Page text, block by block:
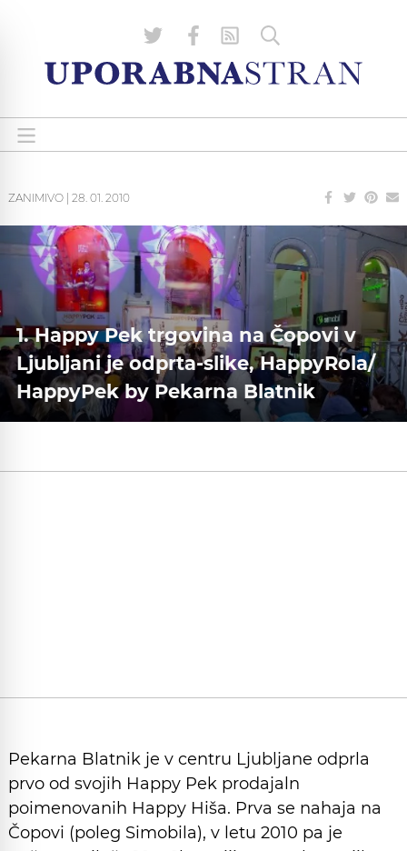
ZANIMIVO 28. 01. 2010
1. Happy Pek trgovina na Čopovi v
Ljubljani je odprta-slike, HappyRola/
HappyPek by Pekarna Blatnik
Pekarna Blatnik je v centru Ljubljane odprla
prvo od svojih Happy Pek prodajaln
poimenovanih Happy Hiša. Prva se nahaja na
Čopovi (poleg Simobila), v letu 2010 pa je